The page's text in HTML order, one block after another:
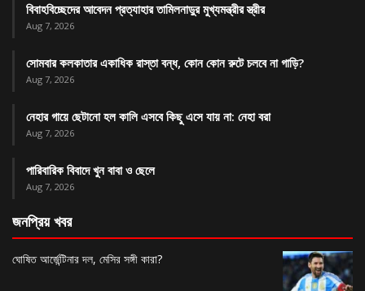
বিবাহবিচ্ছেদের আবেদন প্রত্যাহার তামিলনাড়ুর মুখ্যমন্ত্রীর স্ত্রীর
Aug 7, 2026
সোমবার কলকাতার একাধিক রাস্তা বন্ধ, কোন কোন রুটে চলবে না গাড়ি?
Aug 7, 2026
নেহার গায়ে ছেটানো হল কালি এসবে কিছু এসে যায় না: নেহা বরা
Aug 7, 2026
পারিবারিক বিবাদে খুন বাবা ও ছেলে
Aug 7, 2026
জনপ্রিয় খবর
ঘোষিত আর্জেন্টিনার দল, মেসির সঙ্গী কারা?